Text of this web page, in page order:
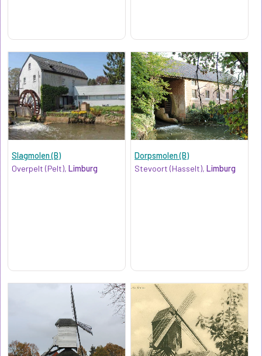
Slagmolen (B)
Overpelt (Pelt), Limburg
Dorpsmolen (B)
Stevoort (Hasselt),Limburg